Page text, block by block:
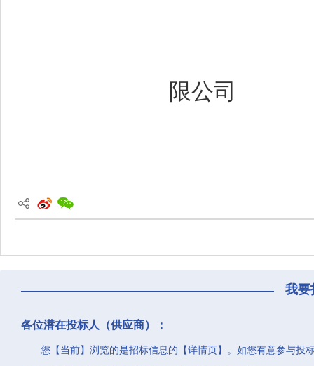
限公司
我要
各位潜在投标人（供应商）：
您【当前】浏览的是招标信息的【详情页】。如您有意参与投